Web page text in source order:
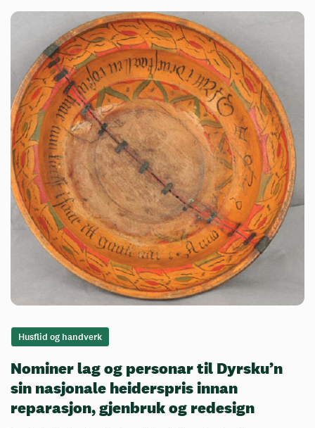
Husflid og handverk
Nominer lag og personar til Dyrsku’n
sin nasjonale heiderspris innan
reparasjon, gjenbruk og redesign